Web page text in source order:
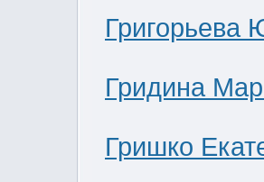
Григорьева
Гридина
Гришко